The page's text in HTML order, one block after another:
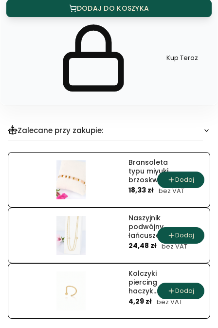
DODAJ DO KOSZYKA
Szybki
produktu
Kolczyki
Kup Teraz
Zalecane przy zakupie:
Bransoleta
typu miyuki
brzoskwinia
biały
Cena
18,33 zł bez VAT
Dodaj
Naszyjnik
podwójny
łańcuszek z
koniczynami
Cena
24,48 zł bez VAT
Dodaj
Kolczyki
piercing
haczyk
półksiężyc
Cena
4,29 zł bez VAT
Dodaj